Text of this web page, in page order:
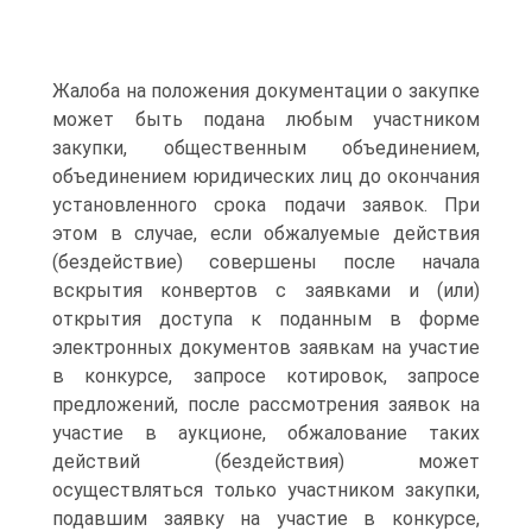
Жалоба на положения документации о закупке
может быть подана любым участником
закупки, общественным объединением,
объединением юридических лиц до окончания
установленного срока подачи заявок. При
этом в случае, если обжалуемые действия
(бездействие) совершены после начала
вскрытия конвертов с заявками и (или)
открытия доступа к поданным в форме
электронных документов заявкам на участие
в конкурсе, запросе котировок, запросе
предложений, после рассмотрения заявок на
участие в аукционе, обжалование таких
действий (бездействия) может
осуществляться только участником закупки,
подавшим заявку на участие в конкурсе,